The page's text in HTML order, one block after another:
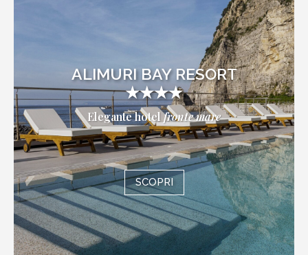
ALIMURI BAY RESORT
★★★★
Elegante hotelfronte mare
SCOPRI